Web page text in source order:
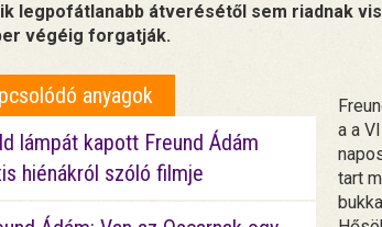
legpofátlanabb átverésétől sem riadnak
végéig forgatják.
anyagok
lámpát kapott Freund Ádám
hiénákról szóló filmje
a a
tart